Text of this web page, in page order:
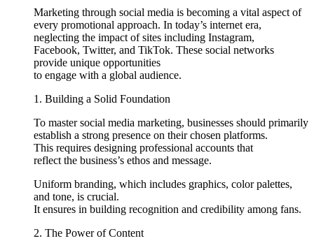
Marketing through social media is becoming a vital aspect of
every promotional approach. In today’s internet era,
neglecting the impact of sites including Instagram,
Facebook, Twitter, and TikTok. These social networks
provide unique opportunities
to engage with a global audience.
1. Building a Solid Foundation
To master social media marketing, businesses should primarily
establish a strong presence on their chosen platforms.
This requires designing professional accounts that
reflect the business’s ethos and message.
Uniform branding, which includes graphics, color palettes,
and tone, is crucial.
It ensures in building recognition and credibility among fans.
2. The Power of Content